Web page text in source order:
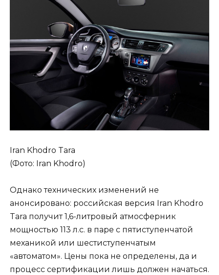
Iran Khodro Tara
(Фото: Iran Khodro)
Однако технических изменений не
анонсировано: российская версия Iran Khodro
Tara получит 1,6-литровый атмосферник
мощностью 113 л.с. в паре с пятиступенчатой
механикой или шестиступенчатым
«автоматом». Цены пока не определены, да и
процесс сертификации лишь должен начаться.